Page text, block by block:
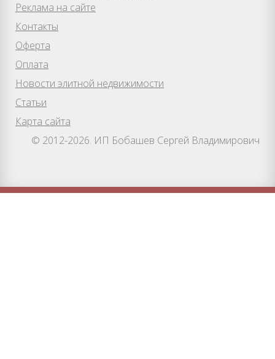
Реклама на сайте
Контакты
Оферта
Оплата
Новости элитной недвижимости
Статьи
Карта сайта
© 2012-2026. ИП Бобашев Сергей Владимирович